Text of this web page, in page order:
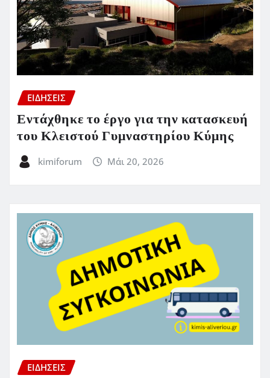
ΕΙΔΗΣΕΙΣ
Εντάχθηκε το έργο για την κατασκευή
του Κλειστού Γυμναστηρίου Κύμης
kimiforum Μάι 20, 2026
ΕΙΔΗΣΕΙΣ